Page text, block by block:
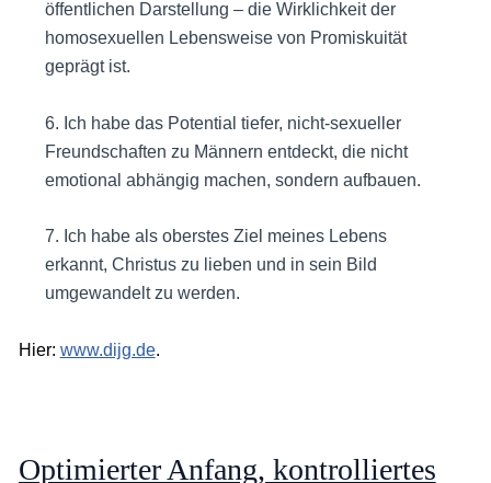
öffentlichen Darstellung – die Wirklichkeit der
homosexuellen Lebensweise von Promiskuität
geprägt ist.
6. Ich habe das Potential tiefer, nicht-sexueller
Freundschaften zu Männern entdeckt, die nicht
emotional abhängig machen, sondern aufbauen.
7. Ich habe als oberstes Ziel meines Lebens
erkannt, Christus zu lieben und in sein Bild
umgewandelt zu werden.
Hier: www.dijg.de.
Optimierter Anfang, kontrolliertes